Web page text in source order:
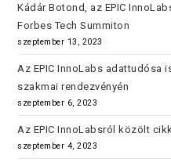
Kádár Botond, az EPIC
Forbes Tech Summiton
szeptember 13, 2023
Az EPIC InnoLabs adattudósa
szakmai rendezvényén
szeptember 6, 2023
Az EPIC InnoLabsról közölt
szeptember 4, 2023